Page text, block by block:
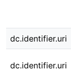
dc.identifier.uri
dc.identifier.uri